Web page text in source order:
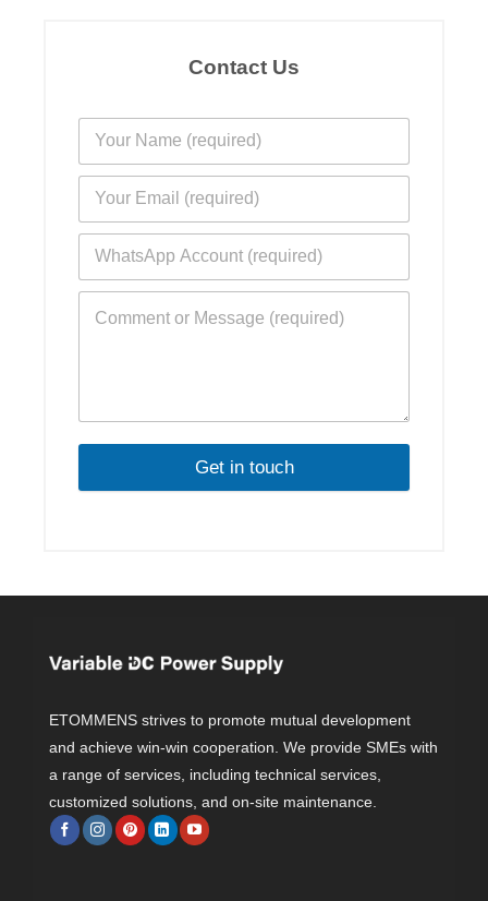
Contact Us
Get in touch
ETOMMENS strives to promote mutual development
and achieve win-win cooperation. We provide SMEs with
a range of services, including technical services,
customized solutions, and on-site maintenance.